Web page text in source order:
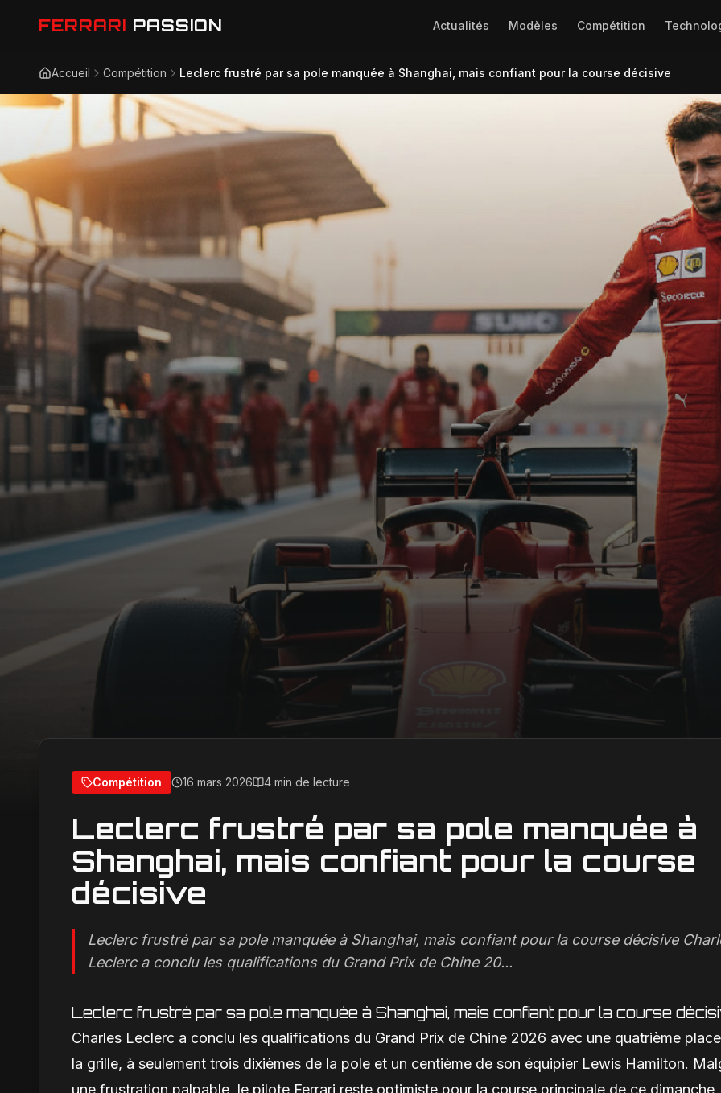
FERRARI PASSION Actualités Modèles Compétition
Accueil Compétition Leclerc frustré par sa pole manquée à Shanghai, mais confiant pour la course décisive
Compétition 16 mars 2026 4 min de lecture
Leclerc frustré par sa pole manquée à
Shanghai, mais confiant pour la course
décisive
Leclerc frustré par sa pole manquée à Shanghai, mais confiant pour la course décisive
Leclerc a conclu les qualifications du Grand Prix de Chine 20...
Leclerc frustré par sa pole manquée à Shanghai, mais confiant pour la course
Charles Leclerc a conclu les qualifications du Grand Prix de Chine 2026 avec une quatrième
la grille, à seulement trois dixièmes de la pole et un centième de son équipier Lewis Hamilton.
une frustration palpable, le pilote Ferrari reste optimiste pour la course principale de ce dimanche,